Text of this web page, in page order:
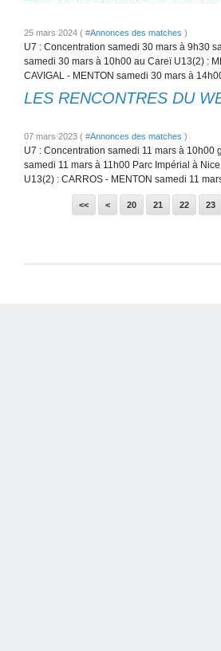
25 mars 2024 ( #Annonces des matches )
U7 : Concentration samedi 30 mars à 9h30
samedi 30 mars à 10h00 au Careï U13(2) :
CAVIGAL - MENTON samedi 30 mars à
LES RENCONTRES DU
07 mars 2023 ( #Annonces des matches )
U7 : Concentration samedi 11 mars à 10h00
samedi 11 mars à 11h00 Parc Impérial à
U13(2) : CARROS - MENTON samedi 11
<< < 10
20 21 22 23